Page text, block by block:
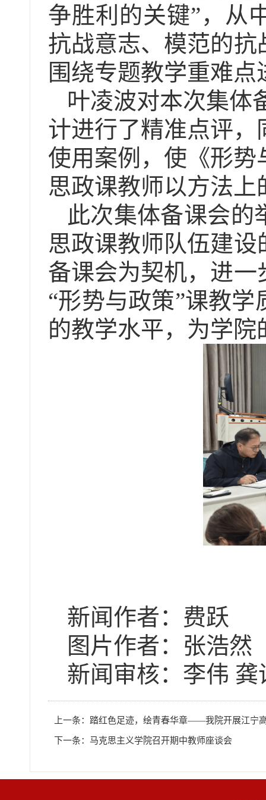
争胜利的关键”，从
抗战意志、模范的
围绕专题教学重难
叶凌波对本次集体
计进行了精准点评
使用案例，使 《形
思政课教师以方法上
此次集体备课会的
思政课教师队伍建
备课会为契机，进
“形势与政策”课教
的教学水平， 为学院
新闻作者： 费跃
图片作者：张浩然
新闻审核： 李伟 龚
上一条： 踏红色足迹，绘青春华章——我院开展江宁
下一条： 马克思主义学院召开期中教师座谈会